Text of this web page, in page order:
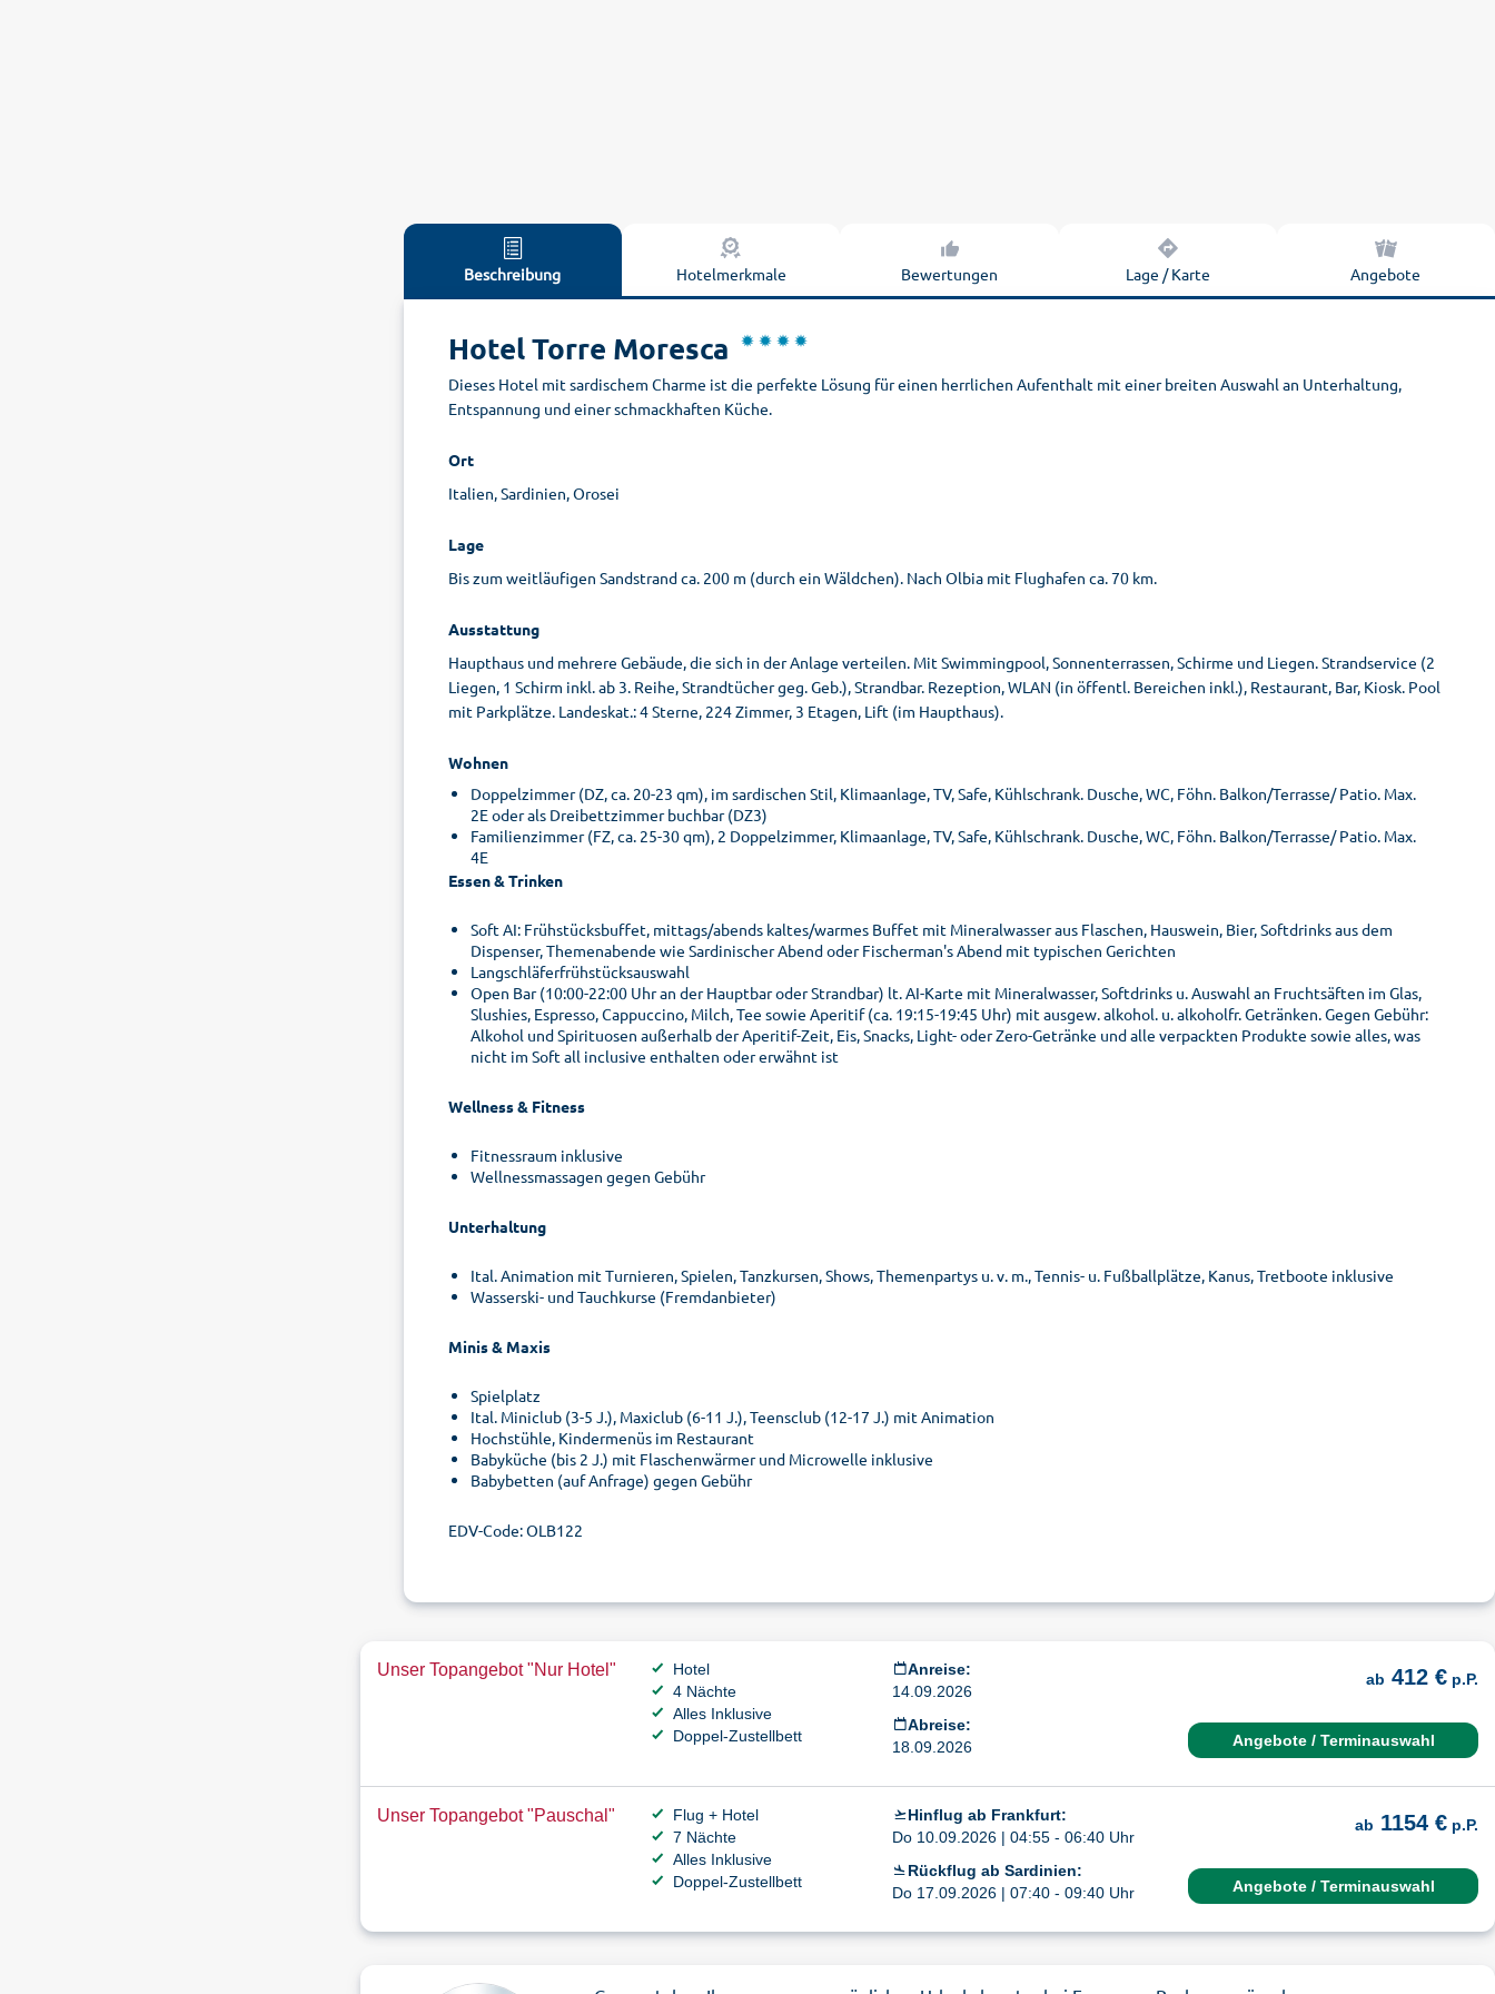
Beschreibung Hotelmerkmale Bewertungen Lage / Karte Angebote
Hotel Torre Moresca
Dieses Hotel mit sardischem Charme ist die perfekte Lösung für einen herrlichen Aufenthalt mit einer breiten Auswahl an Unterhaltung,
Entspannung und einer schmackhaften Küche.
Ort
Italien, Sardinien, Orosei
Lage
Bis zum weitläufigen Sandstrand ca. 200 m (durch ein Wäldchen). Nach Olbia mit Flughafen ca. 70 km.
Ausstattung
Haupthaus und mehrere Gebäude, die sich in der Anlage verteilen. Mit Swimmingpool, Sonnenterrassen, Schirme und Liegen. Strandservice (2
Liegen, 1 Schirm inkl. ab 3. Reihe, Strandtücher geg. Geb.), Strandbar. Rezeption, WLAN (in öffentl. Bereichen inkl.), Restaurant, Bar, Kiosk. Pool
mit Parkplätze. Landeskat.: 4 Sterne, 224 Zimmer, 3 Etagen, Lift (im Haupthaus).
Wohnen
Doppelzimmer (DZ, ca. 20-23 qm), im sardischen Stil, Klimaanlage, TV, Safe, Kühlschrank. Dusche, WC, Föhn. Balkon/Terrasse/ Patio. Max.
2E oder als Dreibettzimmer buchbar (DZ3)
Familienzimmer (FZ, ca. 25-30 qm), 2 Doppelzimmer, Klimaanlage, TV, Safe, Kühlschrank. Dusche, WC, Föhn. Balkon/Terrasse/ Patio. Max.
4E
Essen & Trinken
Soft AI: Frühstücksbuffet, mittags/abends kaltes/warmes Buffet mit Mineralwasser aus Flaschen, Hauswein, Bier, Softdrinks aus dem
Dispenser, Themenabende wie Sardinischer Abend oder Fischerman's Abend mit typischen Gerichten
Langschläferfrühstücksauswahl
Open Bar (10:00-22:00 Uhr an der Hauptbar oder Strandbar) lt. AI-Karte mit Mineralwasser, Softdrinks u. Auswahl an Fruchtsäften im Glas,
Slushies, Espresso, Cappuccino, Milch, Tee sowie Aperitif (ca. 19:15-19:45 Uhr) mit ausgew. alkohol. u. alkoholfr. Getränken. Gegen Gebühr:
Alkohol und Spirituosen außerhalb der Aperitif-Zeit, Eis, Snacks, Light- oder Zero-Getränke und alle verpackten Produkte sowie alles, was
nicht im Soft all inclusive enthalten oder erwähnt ist
Wellness & Fitness
Fitnessraum inklusive
Wellnessmassagen gegen Gebühr
Unterhaltung
Ital. Animation mit Turnieren, Spielen, Tanzkursen, Shows, Themenpartys u. v. m., Tennis- u. Fußballplätze, Kanus, Tretboote inklusive
Wasserski- und Tauchkurse (Fremdanbieter)
Minis & Maxis
Spielplatz
Ital. Miniclub (3-5 J.), Maxiclub (6-11 J.), Teensclub (12-17 J.) mit Animation
Hochstühle, Kindermenüs im Restaurant
Babyküche (bis 2 J.) mit Flaschenwärmer und Microwelle inklusive
Babybetten (auf Anfrage) gegen Gebühr
EDV-Code: OLB122
Unser Topangebot "Nur Hotel"
Hotel
4 Nächte
Alles Inklusive
Doppel-Zustellbett
Anreise:
14.09.2026
Abreise:
18.09.2026
ab 412 € p.P.
Angebote / Terminauswahl
Unser Topangebot "Pauschal"
Flug + Hotel
7 Nächte
Alles Inklusive
Doppel-Zustellbett
Hinflug ab Frankfurt:
Do 10.09.2026 | 04:55 - 06:40 Uhr
Rückflug ab Sardinien:
Do 17.09.2026 | 07:40 - 09:40 Uhr
ab 1154 € p.P.
Angebote / Terminauswahl